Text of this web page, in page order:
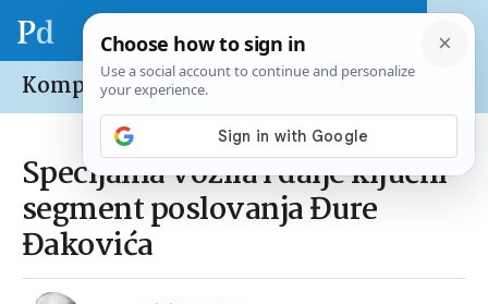
Kompanije /Domaće
Specijalna vozila i dalje ključni
segment poslovanja Đure
Đakovića